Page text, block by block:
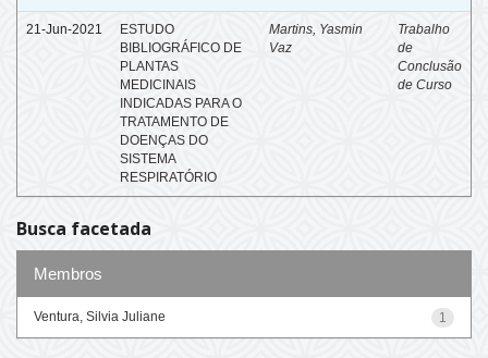
21-Jun-2021
ESTUDO
BIBLIOGRÁFICO DE
PLANTAS
MEDICINAIS
INDICADAS PARA O
TRATAMENTO DE
DOENÇAS DO
SISTEMA
RESPIRATÓRIO
Martins, Yasmin
Vaz
Trabalho
de
Conclusão
de Curso
Busca facetada
Membros
1
Ventura, Silvia Juliane